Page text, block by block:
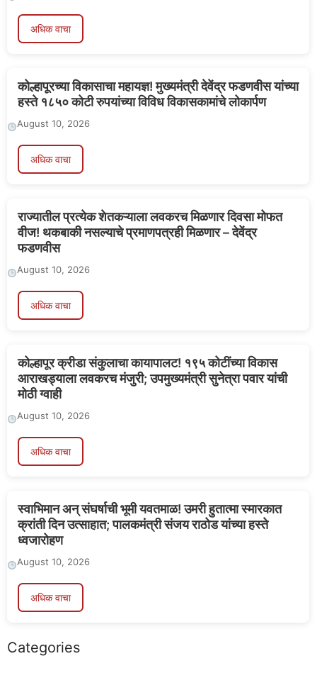
अधिक वाचा
कोल्हापूरच्या विकासाचा महायज्ञ! मुख्यमंत्री देवेंद्र फडणवीस यांच्या
हस्ते १८५० कोटी रुपयांच्या विविध विकासकामांचे लोकार्पण
August 10, 2026
अधिक वाचा
राज्यातील प्रत्येक शेतकऱ्याला लवकरच मिळणार दिवसा मोफत
वीज! थकबाकी नसल्याचे प्रमाणपत्रही मिळणार – देवेंद्र
फडणवीस
August 10, 2026
अधिक वाचा
कोल्हापूर क्रीडा संकुलाचा कायापालट! १९५ कोटींच्या विकास
आराखड्याला लवकरच मंजुरी; उपमुख्यमंत्री सुनेत्रा पवार यांची
मोठी ग्वाही
August 10, 2026
अधिक वाचा
स्वाभिमान अन् संघर्षाची भूमी यवतमाळ! उमरी हुतात्मा स्मारकात
क्रांती दिन उत्साहात; पालकमंत्री संजय राठोड यांच्या हस्ते
ध्वजारोहण
August 10, 2026
अधिक वाचा
Categories